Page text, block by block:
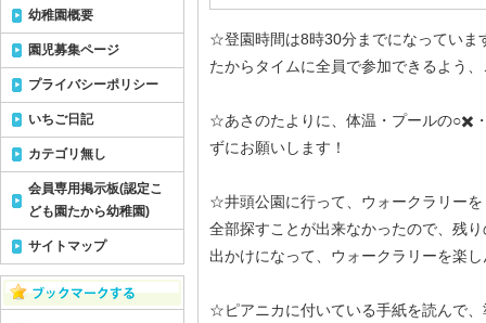
☆登園時間は8時30分までになっていま
たからタイムに全員で参加できるよう
☆あさのたよりに、体温・プールの○✖️
ずにお願いします！
☆井頭公園に行って、ウォークラリー
全部探すことが出来なかったので、残
出かけになって、ウォークラリーを楽
☆ピアニカに付いている手紙を読んで
幼稚園概要
園児募集ページ
プライバシーポリシー
いちご日記
カテゴリ無し
会員専用掲示板(認定こ
ども園たから幼稚園)
サイトマップ